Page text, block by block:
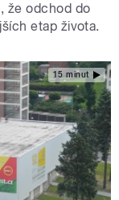
že odchod do
etap života.
15 minut